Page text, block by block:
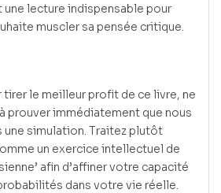
une lecture indispensable pour
muscler sa pensée critique.
tirer le meilleur profit de ce livre, ne
prouver immédiatement que nous
une simulation. Traitez plutôt
un exercice intellectuel de
afin d’affiner votre capacité
dans votre vie réelle.